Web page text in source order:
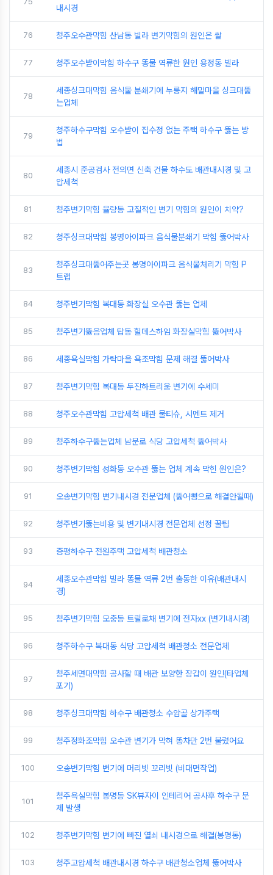
내시경
76 청주오수관막힘 산남동 빌라 변기막힘의 원인은 쌀
77 청주오수받이막힘 하수구 똥물 역류한 원인 용정동 빌라
78
세종싱크대막힘 음식물 분쇄기에 누룽지 해밀마을 싱크대뚫
는업체
79
청주하수구막힘 오수받이 집수정 없는 주택 하수구 뚫는 방
법
80
세종시 준공검사 전의면 신축 건물 하수도 배관내시경 및 고
압세척
81 청주변기막힘 율량동 고질적인 변기 막힘의 원인이 치약?
82 청주싱크대막힘 봉명아이파크 음식물분쇄기 막힘 뚫어박사
83
청주싱크대뚫어주는곳 봉명아이파크 음식물처리기 막힘 P
트랩
84 청주변기막힘 복대동 화장실 오수관 뚫는 업체
85 청주변기뚫음업체 탑동 힐데스하임 화장실막힘 뚫어박사
86 세종욕실막힘 가락마을 욕조막힘 문제 해결 뚫어박사
87 청주변기막힘 복대동 두진하트리움 변기에 수세미
88 청주오수관막힘 고압세척 배관 물티슈, 시멘트 제거
89 청주하수구뚫는업체 남문로 식당 고압세척 뚫어박사
90 청주변기막힘 성화동 오수관 뚫는 업체 계속 막힌 원인은?
91 오송변기막힘 변기내시경 전문업체 (뚫어뻥으로 해결안될때)
92 청주변기뚫는비용 및 변기내시경 전문업체 선정 꿀팁
93 증평하수구 전원주택 고압세척 배관청소
94
세종오수관막힘 빌라 똥물 역류 2번 출동한 이유(배관내시
경)
95 청주변기막힘 모충동 트릴로채 변기에 전자xx (변기내시경)
96 청주하수구 복대동 식당 고압세척 배관청소 전문업체
97
청주세면대막힘 공사할 때 배관 보양한 장갑이 원인(타업체
포기)
98 청주싱크대막힘 하수구 배관청소 수암골 상가주택
99 청주정화조막힘 오수관 변기가 막혀 똥차만 2번 불렀어요
100 오송변기막힘 변기에 머리빗 꼬리빗 (비대면작업)
101
청주욕실막힘 봉명동 SK뷰자이 인테리어 공사후 하수구 문
제 발생
102 청주변기막힘 변기에 빠진 열쇠 내시경으로 해결(봉명동)
103 청주고압세척 배관내시경 하수구 배관청소업체 뚫어박사